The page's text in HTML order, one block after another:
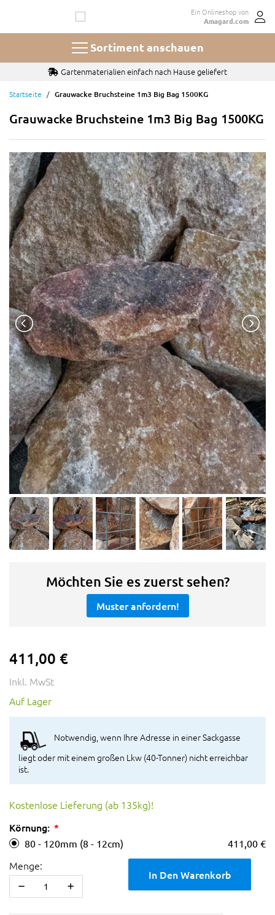
springen
Ein Onlineshop von
Amagard.com
Sortiment anschauen
Gartenmaterialien einfach nach Hause geliefert
Startseite Grauwacke Bruchsteine 1m3 Big Bag 1500KG
Grauwacke Bruchsteine 1m3 Big Bag 1500KG
Möchten Sie es zuerst sehen?
Muster anfordern!
411,00 €
Inkl. MwSt
Auf Lager
Notwendig, wenn Ihre Adresse in einer Sackgasse
liegt oder mit einem großen Lkw (40-Tonner) nicht erreichbar
ist.
Kostenlose Lieferung (ab 135kg)!
Körnung:
80 - 120mm (8 - 12cm) 411,00 €
Menge:
In Den Warenkorb